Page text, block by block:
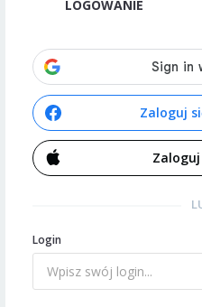
LOGOWANIE
Zaloguj
Login